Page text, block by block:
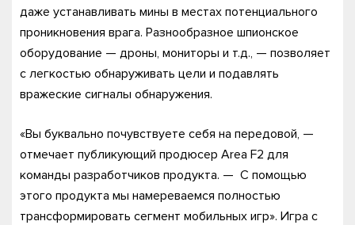
даже устанавливать мины в местах потенциального
проникновения врага. Разнообразное шпионское
оборудование — дроны, мониторы и т.д., — позволяет
с легкостью обнаруживать цели и подавлять
вражеские сигналы обнаружения.
«Вы буквально почувствуете себя на передовой, —
отмечает публикующий продюсер Area F2 для
команды разработчиков продукта. — С помощью
этого продукта мы намереваемся полностью
трансформировать сегмент мобильных игр». Игра с